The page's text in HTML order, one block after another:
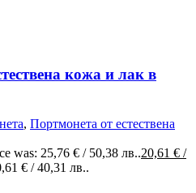
кожа и лак в
, Портмонета от естествена
was: 25,76 € / 50,38 лв..20,61 € /
€ / 40,31 лв..